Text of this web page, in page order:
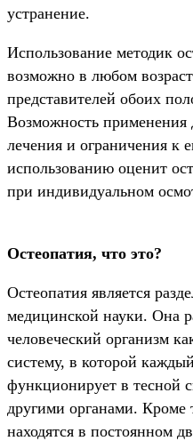
устранение.
Использование методик
возможно в любом
представителей обоих
Возможность применения
лечения и ограничения к
использованию оценит
при индивидуальном
Остеопатия, что это?
Остеопатия является
медицинской науки. Она
человеческий организм
систему, в которой
функционирует в тесной
другими органами. Кроме
находятся в постоянном